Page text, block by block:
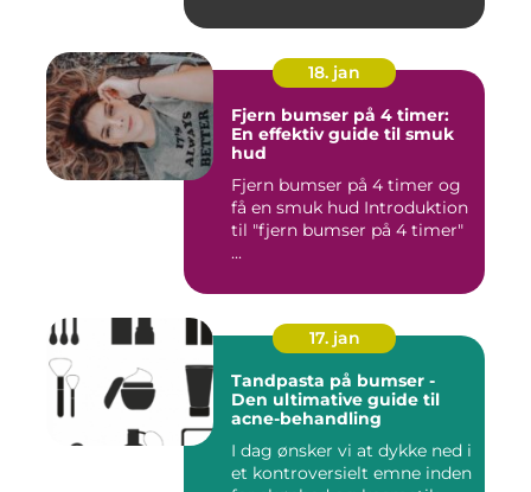
18. jan
Fjern bumser på 4 timer:
En effektiv guide til smuk
hud
Fjern bumser på 4 timer og
få en smuk hud Introduktion
til "fjern bumser på 4 timer"
...
17. jan
Tandpasta på bumser -
Den ultimative guide til
acne-behandling
I dag ønsker vi at dykke ned i
et kontroversielt emne inden